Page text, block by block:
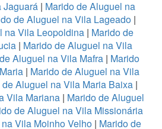
Jaguará| Marido de Aluguel na
de Aluguel na Vila Lageado|
na Vila Leopoldina| Marido de
| Marido de Aluguel na Vila
Aluguel na Vila Mafra | Marido
| Marido de Aluguel na Vila
de Aluguel na Vila Maria Baixa|
Vila Mariana | Marido de Aluguel
de Aluguel na Vila Missionária
Vila Moinho Velho| Marido de